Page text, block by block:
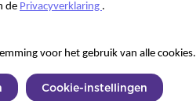
de Privacyverklaring .
voor het gebruik van alle cookies.
Cookie-instellingen